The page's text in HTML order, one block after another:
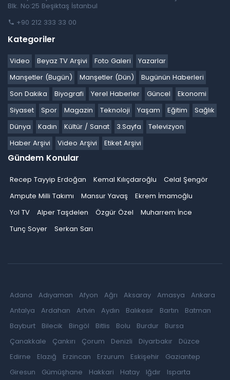
Blk. No:25 Beşiktaş İstanbul
+90 212 333 33 00
Kategoriler
Video Beyaz TV Arşivi Foto Galeri
Yazarlar
Manşetler (Bugün)
Manşetler (Dün)
Bugünün Haberleri
Son Dakika
Biyografi Yerel Haberler Güncel
Ekonomi
Siyaset
Spor Magazin Teknoloji Yaşam Eğitim
Sağlık
Dünya
Kadın Kültür / Sanat 3.Sayfa
Televizyon
Haber Arşivi
Video Arşivi Etiket Arşivi
Gündem Konular
Recep Tayyip Erdoğan Kemal Kılıçdaroğlu
Celal Şengör
Ampute Milli Takımı
Mansur Yavaş
Ekrem İmamoğlu
Yol TV
Alper Taşdelen Özgür Özel
Muharrem İnce
Tunç Soyer
Serkan Sarı
Adana Adıyaman Afyon Ağrı Aksaray Amasya
Ankara
Antalya
Ardahan Artvin Aydın Balıkesir Bartın
Batman
Bayburt
Bilecik Bingöl Bitlis Bolu Burdur
Bursa
Çanakkale
Çankırı Çorum Denizli Diyarbakır
Düzce
Edirne
Elazığ Erzincan Erzurum Eskişehir
Gaziantep
Giresun
Gümüşhane Hakkari Hatay Iğdır
Isparta